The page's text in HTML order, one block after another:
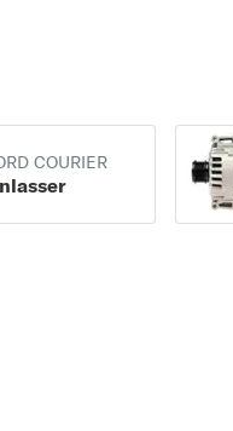
COURIER